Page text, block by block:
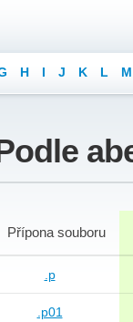
H I J K L M
Přípona souboru
.p
.p01